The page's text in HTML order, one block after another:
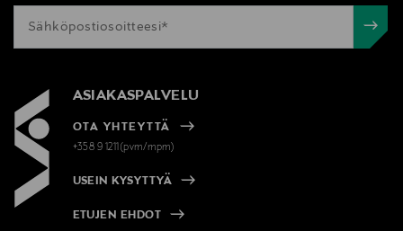
ASIAKASPALVELU
OTA YHTEYTTÄ
+358 9 1211(pvm/mpm)
USEIN KYSYTTYÄ
ETUJEN EHDOT